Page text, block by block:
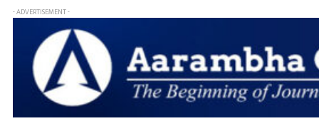
- ADVERTISEMENT -